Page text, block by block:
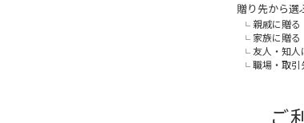
贈り先から選
親戚に贈る
家族に贈る
友人・知人
職場・取引
ご